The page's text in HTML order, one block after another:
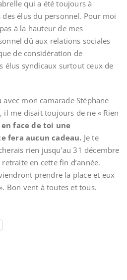
qui a été toujours à
des élus du personnel. Pour moi
à la hauteur de mes
dû aux relations sociales
de considération de
élus syndicaux surtout ceux de
avec mon camarade Stéphane
il me disait toujours de ne « Rien
face de toi une
fera aucun cadeau. Je te
rien jusqu’au 31 décembre
en cette fin d’année.
prendre la place et eux
Bon vent à toutes et tous.